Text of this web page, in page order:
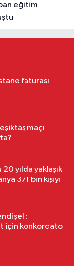
faturası
maçı
yılda yaklaşık
371 bin kişiyi
için konkordato